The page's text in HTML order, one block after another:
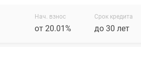
Нач. взнос
от 20.01%
Срок кредита
до 30 лет